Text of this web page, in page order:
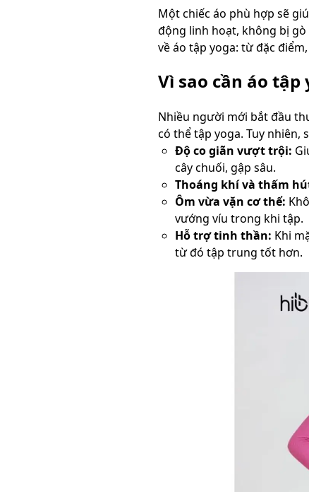
Một chiếc áo phù hợp sẽ
động linh hoạt, không bị
về áo tập yoga: từ đặc
Vì sao cần áo tập
Nhiều người mới bắt đầu
có thể tập yoga. Tuy nhiên,
Độ co giãn vượt trội:
cây chuối, gập sâu.
Thoáng khí và thấm
Ôm vừa vặn cơ thể:
vướng víu trong khi tập.
Hỗ trợ tinh thần: Khi
từ đó tập trung tốt hơn.